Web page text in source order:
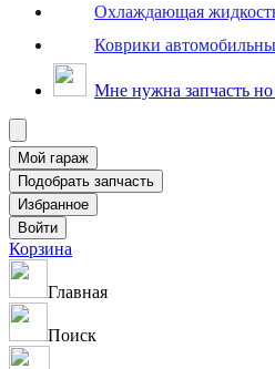
Охлаждающая
Коврики
Мне нужна запчасть
Корзина
Главная
Поиск